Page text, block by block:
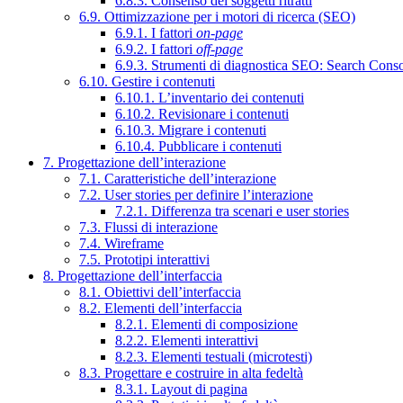
6.9. Ottimizzazione per i motori di ricerca (SEO)
6.9.1. I fattori on-page
6.9.2. I fattori off-page
6.9.3. Strumenti di diagnostica SEO: Search
6.10. Gestire i contenuti
6.10.1. L’inventario dei contenuti
6.10.2. Revisionare i contenuti
6.10.3. Migrare i contenuti
6.10.4. Pubblicare i contenuti
7. Progettazione dell’interazione
7.1. Caratteristiche dell’interazione
7.2. User stories per definire l’interazione
7.2.1. Differenza tra scenari e user stories
7.3. Flussi di interazione
7.4. Wireframe
7.5. Prototipi interattivi
8. Progettazione dell’interfaccia
8.1. Obiettivi dell’interfaccia
8.2. Elementi dell’interfaccia
8.2.1. Elementi di composizione
8.2.2. Elementi interattivi
8.2.3. Elementi testuali (microtesti)
8.3. Progettare e costruire in alta fedeltà
8.3.1. Layout di pagina